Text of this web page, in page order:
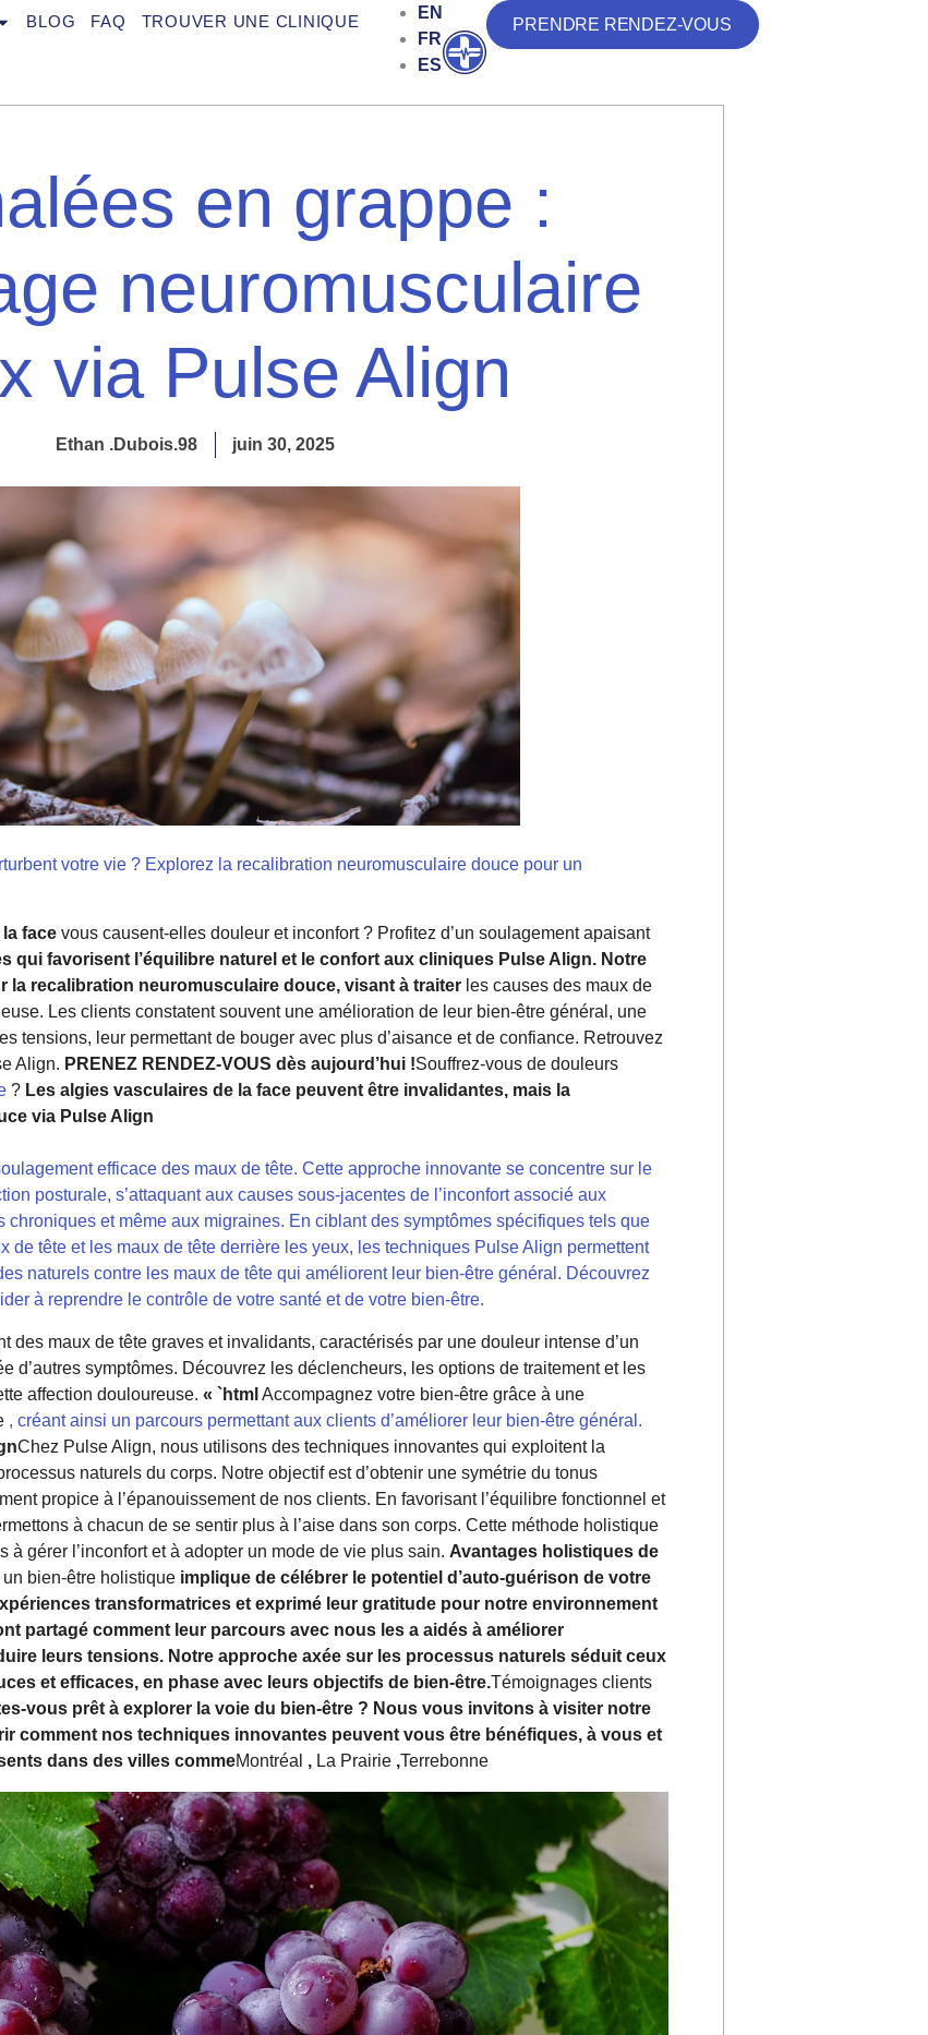
BLOG FAQ TROUVER UNE CLINIQUE
EN
FR
ES
Ouvrir
PRENDRE RENDEZ-VOUS
en grappe :
neuromusculaire
via Pulse Align
Ethan .Dubois.98 juin 30, 2025
votre vie ? Explorez la recalibration neuromusculaire douce pour un
face vous causent-elles douleur et inconfort ? Profitez d’un soulagement apaisant
qui favorisent l’équilibre naturel et le confort aux cliniques Pulse Align. Notre
la recalibration neuromusculaire douce, visant à traiter les causes des maux de
Les clients constatent souvent une amélioration de leur bien-être général, une
tensions, leur permettant de bouger avec plus d’aisance et de confiance. Retrouvez
Align. PRENEZ RENDEZ-VOUS dès aujourd’hui !Souffrez-vous de douleurs
? Les algies vasculaires de la face peuvent être invalidantes, mais la
via Pulse Align
efficace des maux de tête. Cette approche innovante se concentre sur le
posturale, s’attaquant aux causes sous-jacentes de l’inconfort associé aux
et même aux migraines. En ciblant des symptômes spécifiques tels que
de tête et les maux de tête derrière les yeux, les techniques Pulse Align permettent
naturels contre les maux de tête qui améliorent leur bien-être général. Découvrez
à reprendre le contrôle de votre santé et de votre bien-être.
des maux de tête graves et invalidants, caractérisés par une douleur intense d’un
d’autres symptômes. Découvrez les déclencheurs, les options de traitement et les
affection douloureuse. « `html Accompagnez votre bien-être grâce à une
, créant ainsi un parcours permettant aux clients d’améliorer leur bien-être général.
Chez Pulse Align, nous utilisons des techniques innovantes qui exploitent la
naturels du corps. Notre objectif est d’obtenir une symétrie du tonus
propice à l’épanouissement de nos clients. En favorisant l’équilibre fonctionnel et
à chacun de se sentir plus à l’aise dans son corps. Cette méthode holistique
gérer l’inconfort et à adopter un mode de vie plus sain. Avantages holistiques de
bien-être holistique implique de célébrer le potentiel d’auto-guérison de votre
transformatrices et exprimé leur gratitude pour notre environnement
partagé comment leur parcours avec nous les a aidés à améliorer
leurs tensions. Notre approche axée sur les processus naturels séduit ceux
et efficaces, en phase avec leurs objectifs de bien-être.Témoignages clients
vous prêt à explorer la voie du bien-être ? Nous vous invitons à visiter notre
comment nos techniques innovantes peuvent vous être bénéfiques, à vous et
dans des villes commeMontréal , La Prairie ,Terrebonne